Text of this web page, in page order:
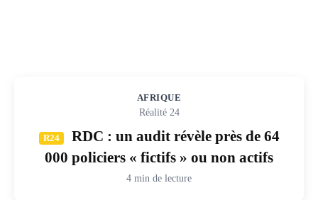
AFRIQUE
Réalité 24
R24
RDC : un audit révèle près de 64
000 policiers « fictifs » ou non actifs
4 min de lecture